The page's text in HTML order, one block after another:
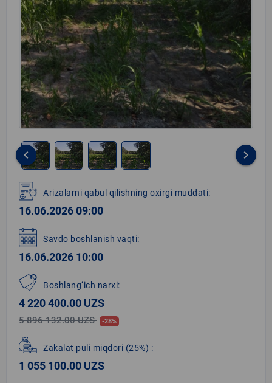
1
of
4
keyboard_arrow_left keyboard_arrow_right
Arizalarni qabul qilishning oxirgi muddati:
16.06.2026 09:00
Savdo boshlanish vaqti:
16.06.2026 10:00
Boshlang‘ich narxi:
4 220 400.00 UZS
5 896 132.00 UZS -28%
Zakalat puli miqdori (25%) :
1 055 100.00 UZS